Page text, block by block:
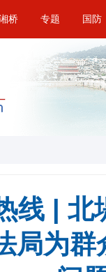
桥 专题 国防
线 | 北
局为